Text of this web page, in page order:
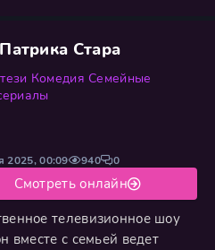
стихия жизни:
существа,
культуры. Он
Стара
Комедия Семейные
телевизионное шоу
вместе с семьей ведет
2025, 00:09 940 0
Смотреть онлайн